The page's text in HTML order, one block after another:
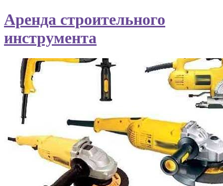
Аренда строительного
инструмента